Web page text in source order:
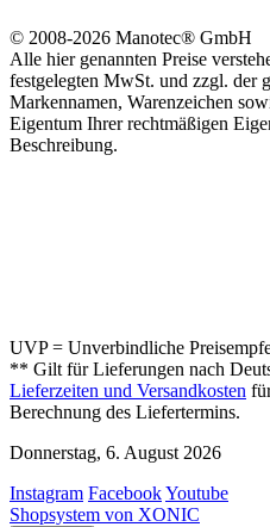
© 2008-2026 Manotec® GmbH
Alle hier genannten Preise
festgelegten MwSt. und zzgl. der
Markennamen, Warenzeichen
Eigentum Ihrer rechtmäßigen
Beschreibung.
UVP = Unverbindliche
** Gilt für Lieferungen nach
Lieferzeiten und Versandkosten
Berechnung des Liefertermins.
Donnerstag, 6. August 2026
Instagram FacebookYoutube
Shopsystem von XONIC